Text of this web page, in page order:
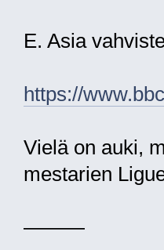
E. Asia
https://
Vielä on auki,
mestarien
———